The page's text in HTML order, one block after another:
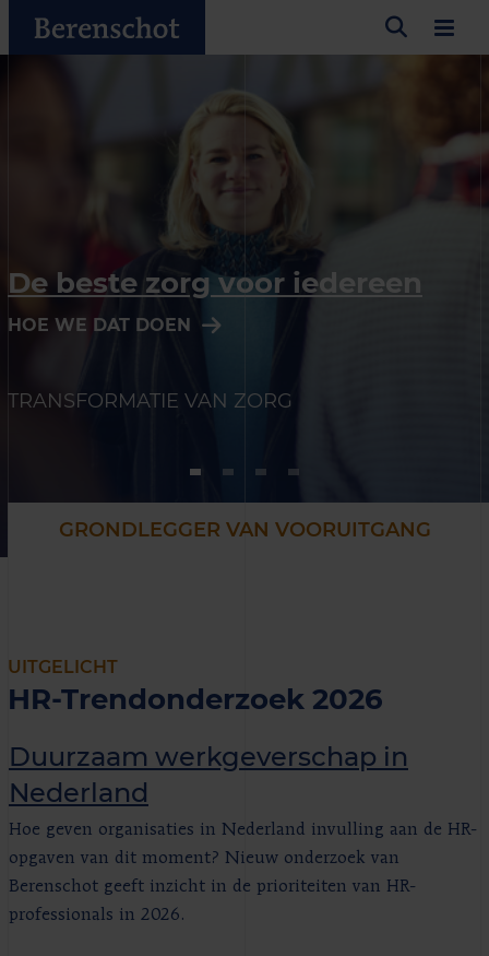
De beste zorg voor iedereen
HOE WE DAT DOEN
TRANSFORMATIE VAN ZORG
GRONDLEGGER VAN VOORUITGANG
UITGELICHT
HR-Trendonderzoek 2026
Duurzaam werkgeverschap in
Nederland
Hoe geven organisaties in Nederland invulling aan de HR-
opgaven van dit moment? Nieuw onderzoek van
Berenschot geeft inzicht in de prioriteiten van HR-
professionals in 2026.